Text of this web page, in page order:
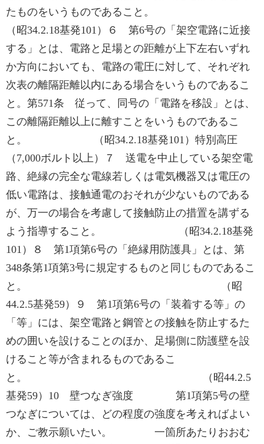
たものをいうものであること。
（昭34.2.18基発101）６ 第6号の「架空電路に近接
する」とは、電路と足場との距離が上下左右いずれ
か方向においても、電路の電圧に対して、それぞれ
次表の離隔距離以内にある場合をいうものであるこ
と。第571条 従って、同号の「電路を移設」とは、
この離隔距離以上に離すことをいうものであるこ
と。 （昭34.2.18基発101）特別高圧
（7,000ボルト以上）７ 送電を中止している架空電
路、絶縁の完全な電線若しくは電気機器又は電圧の
低い電路は、接触通電のおそれが少ないものである
が、万一の場合を考慮して接触防止の措置を講ずる
よう指導すること。 （昭34.2.18基発
101）８ 第1項第6号の「絶縁用防護具」とは、第
348条第1項第3号に規定するものと同じものであるこ
と。 （昭
44.2.5基発59）９ 第1項第6号の「装着する等」の
「等」には、架空電路と鋼管との接触を防止するた
めの囲いを設けることのほか、足場側に防護壁を設
けること等が含まれるものであるこ
と。 （昭44.2.5
基発59）10 壁つなぎ強度 第1項第5号の壁
つなぎについては、どの程度の強度を考えればよい
か、ご教示願いたい。 一箇所あたりおおむ